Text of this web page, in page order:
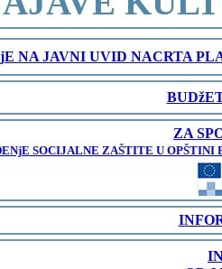
NA JAVNI UVID NACRTA
ZA
SOCIJALNE ZAŠTITE U OPŠTINI